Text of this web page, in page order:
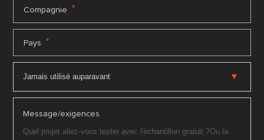
Compagnie *
Pays *
Message/exigences